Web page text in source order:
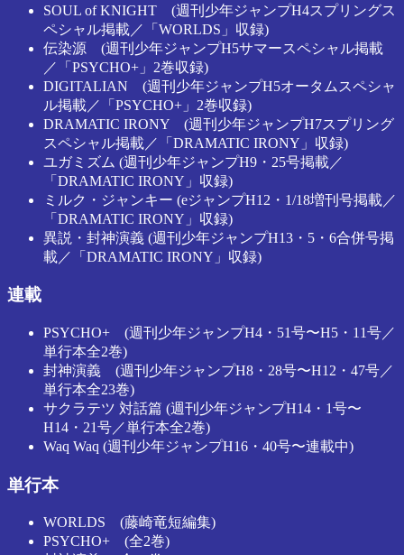
SOUL of KNIGHT (週刊少年ジャンプH4スプリングス
ペシャル掲載／「WORLDS」収録)
伝染源 (週刊少年ジャンプH5サマースペシャル掲載
／「PSYCHO+」2巻収録)
DIGITALIAN (週刊少年ジャンプH5オータムスペシャ
ル掲載／「PSYCHO+」2巻収録)
DRAMATIC IRONY (週刊少年ジャンプH7スプリング
スペシャル掲載／「DRAMATIC IRONY」収録)
ユガミズム (週刊少年ジャンプH9・25号掲載／
「DRAMATIC IRONY」収録)
ミルク・ジャンキー (eジャンプH12・1/18増刊号掲載／
「DRAMATIC IRONY」収録)
異説・封神演義 (週刊少年ジャンプH13・5・6合併号掲
載／「DRAMATIC IRONY」収録)
連載
PSYCHO+ (週刊少年ジャンプH4・51号〜H5・11号／
単行本全2巻)
封神演義 (週刊少年ジャンプH8・28号〜H12・47号／
単行本全23巻)
サクラテツ 対話篇 (週刊少年ジャンプH14・1号〜
H14・21号／単行本全2巻)
Waq Waq (週刊少年ジャンプH16・40号〜連載中)
単行本
WORLDS (藤崎竜短編集)
PSYCHO+ (全2巻)